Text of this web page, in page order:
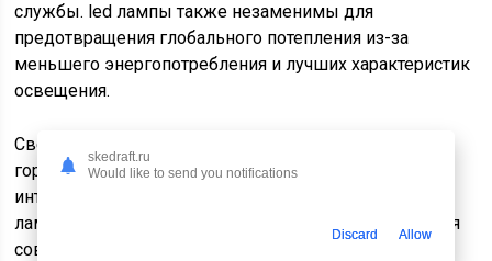
службы. led лампы также незаменимы для
предотвращения глобального потепления из-за
меньшего энергопотребления и лучших характеристик
освещения.
Светодиодное освещение можно легко установить
горизонтально или вертикально, и оно лучше
интегрируется с поверхностью здания. В идеале led
лампы будут постоянно влиять на методы освещения
современных и исторических зданий.
skedraft.ru
Would like to send you notifications
Discard Allow